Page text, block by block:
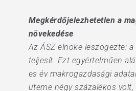
Megkérdőjelezhetetlen a
növekedése
Az ÁSZ elnöke leszögezte:
teljesít. Ezt egyértelműen
es év makrogazdasági
üteme négy százalékos volt,